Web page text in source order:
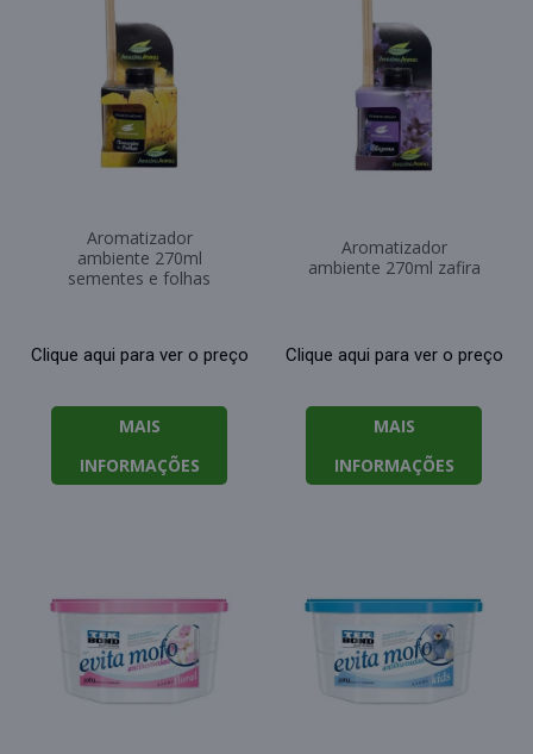
Aromatizador
ambiente 270ml
sementes e folhas
Clique aqui para ver o preço
MAIS
INFORMAÇÕES
Aromatizador
ambiente 270ml zafira
Clique aqui para ver o preço
MAIS
INFORMAÇÕES